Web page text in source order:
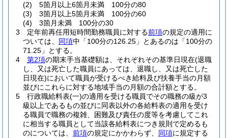
(2)
5箇月以上6箇月未満 100分の80
(3)
3箇月以上5箇月未満 100分の60
(4)
3箇月未満 100分の30
3
定年前再任用短時間勤務職員に対する前項の規定の適用に
ついては、 同項中「100分の126.25」とあるのは「100分の
71.25」とする。
4
第2項の期末手当基礎額は、それぞれその基準日現在(退職
し、又は死亡した職員にあっては、退職し、又は死亡した
日現在)において職員が受けるべき給料及び扶養手当の月額
並びにこれらに対する地域手当の月額の合計額とする。
5
行政職給料表(一)の適用を受ける職員でその職務の級が3
級以上であるもの並びに同表以外の各給料表の適用を受け
る職員で職務の複雑、困難及び責任の度等を考慮してこれ
に相当する職員として当該各給料表につき規則で定めるも
のについては、 前項の規定にかかわらず、 同項に規定する